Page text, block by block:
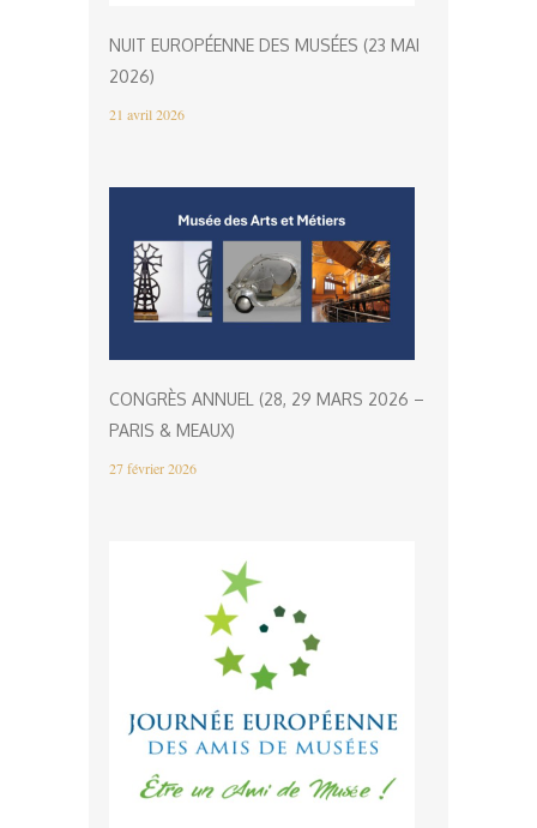
NUIT EUROPÉENNE DES MUSÉES (23 MAI
2026)
21 avril 2026
CONGRÈS ANNUEL (28, 29 MARS 2026 –
PARIS & MEAUX)
27 février 2026